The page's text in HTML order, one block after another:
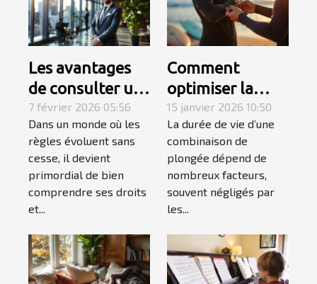
Les avantages
de consulter un
spécialiste du
droit
7 février 2026 05:56
Dans un monde où les
règles évoluent sans
cesse, il devient
primordial de bien
comprendre ses droits
et...
Comment
optimiser la
durabilité de
votre
combinaison de
plongée ?
15 janvier 2026 10:50
La durée de vie d’une
combinaison de
plongée dépend de
nombreux facteurs,
souvent négligés par
les...